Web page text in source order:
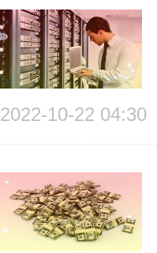
2022-10-22 04:30